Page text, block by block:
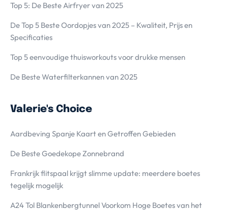
Top 5: De Beste Airfryer van 2025
De Top 5 Beste Oordopjes van 2025 – Kwaliteit, Prijs en
Specificaties
Top 5 eenvoudige thuisworkouts voor drukke mensen
De Beste Waterfilterkannen van 2025
Valerie's Choice
Aardbeving Spanje Kaart en Getroffen Gebieden
De Beste Goedekope Zonnebrand
Frankrijk flitspaal krijgt slimme update: meerdere boetes
tegelijk mogelijk
A24 Tol Blankenbergtunnel Voorkom Hoge Boetes van het